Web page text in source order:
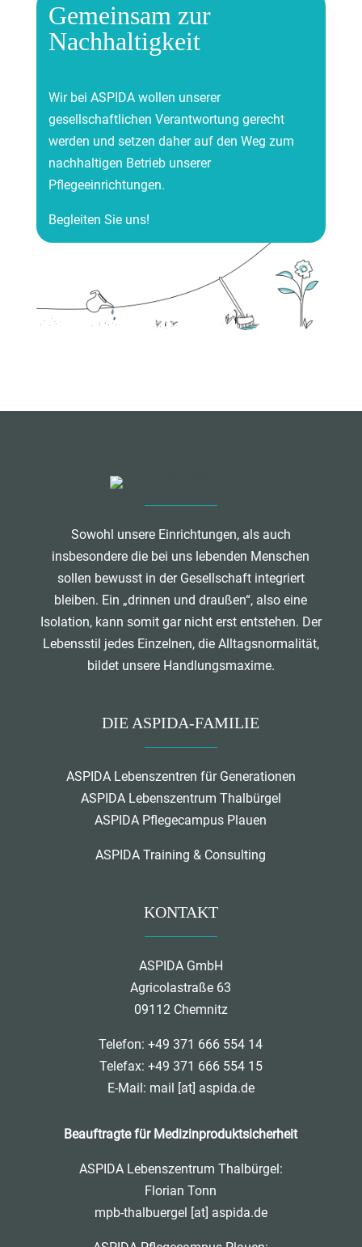
Gemeinsam zur
Nachhaltigkeit
Wir bei ASPIDA wollen unserer
gesellschaftlichen Verantwortung gerecht
werden und setzen daher auf den Weg zum
nachhaltigen Betrieb unserer
Pflegeeinrichtungen.
Begleiten Sie uns!
Sowohl unsere Einrichtungen, als auch
insbesondere die bei uns lebenden Menschen
sollen bewusst in der Gesellschaft integriert
bleiben. Ein „drinnen und draußen“, also eine
Isolation, kann somit gar nicht erst entstehen. Der
Lebensstil jedes Einzelnen, die Alltagsnormalität,
bildet unsere Handlungsmaxime.
DIE ASPIDA-FAMILIE
ASPIDA Lebenszentren für Generationen
ASPIDA Lebenszentrum Thalbürgel
ASPIDA Pflegecampus Plauen
ASPIDA Training & Consulting
KONTAKT
ASPIDA GmbH
Agricolastraße 63
09112 Chemnitz
Telefon: +49 371 666 554 14
Telefax: +49 371 666 554 15
E-Mail: mail [at] aspida.de
Beauftragte für Medizinproduktsicherheit
ASPIDA Lebenszentrum Thalbürgel:
Florian Tonn
mpb-thalbuergel [at] aspida.de